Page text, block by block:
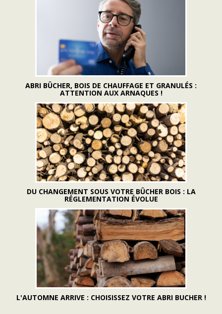
ABRI BÛCHER, BOIS DE CHAUFFAGE ET GRANULÉS :
ATTENTION AUX ARNAQUES !
DU CHANGEMENT SOUS VOTRE BÛCHER BOIS : LA
RÉGLEMENTATION ÉVOLUE
L'AUTOMNE ARRIVE : CHOISISSEZ VOTRE ABRI BUCHER !